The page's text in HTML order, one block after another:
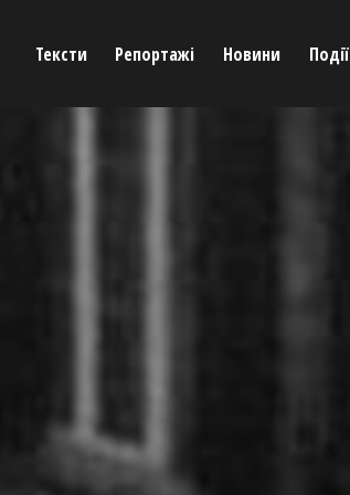
Тексти Репортажі Новини Події